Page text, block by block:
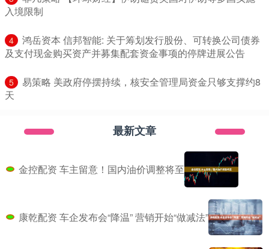
入境限制
4
​鸿岳资本 信邦智能: 关于筹划发行股份、可转换公司债券
及支付现金购买资产并募集配套资金事项的停牌进展公告
5
​易策略 美政府停摆持续，核安全管理局资金只够支撑约8
天
最新文章
金控配资 车主留意！国内油价调整将至
康乾配资 车企发布会“降温” 营销开始“做减法”